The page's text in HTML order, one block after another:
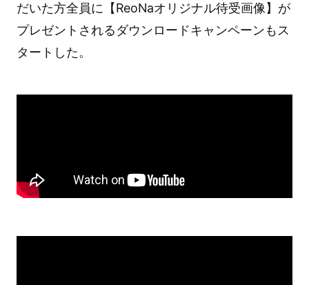
だいた方全員に【ReoNaオリジナル待受画像】が
プレゼントされるダウンロードキャンペーンもス
タートした。